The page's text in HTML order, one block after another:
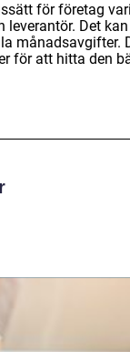
för företag
leverantör. Det kan
månadsavgifter.
för att hitta den